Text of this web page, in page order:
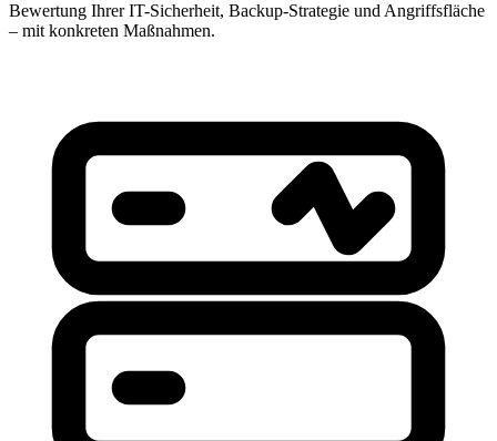
Bewertung Ihrer IT-Sicherheit, Backup-Strategie und Angriffsfläche
– mit konkreten Maßnahmen.